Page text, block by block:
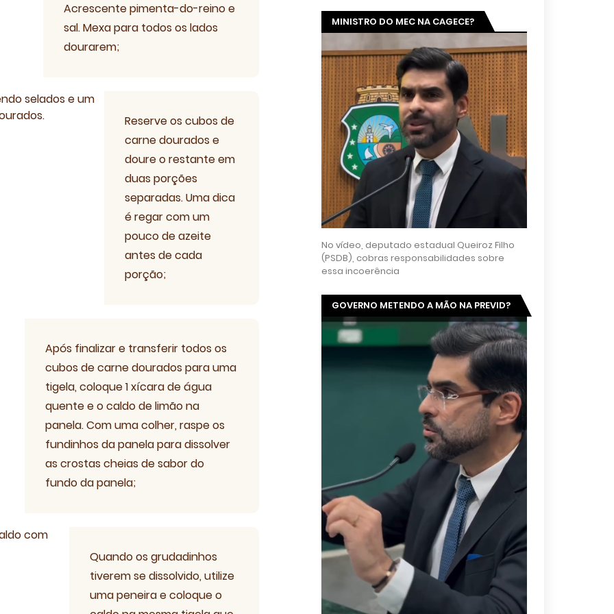
Acrescente pimenta-do-reino e
sal. Mexa para todos os lados
dourarem;
Reserve os cubos de
carne dourados e
doure o restante em
duas porções
separadas. Uma dica
é regar com um
pouco de azeite
antes de cada
porção;
Após finalizar e transferir todos os
cubos de carne dourados para uma
tigela, coloque 1 xícara de água
quente e o caldo de limão na
panela. Com uma colher, raspe os
fundinhos da panela para dissolver
as crostas cheias de sabor do
fundo da panela;
Quando os grudadinhos
tiverem se dissolvido, utilize
uma peneira e coloque o
MINISTRO DO MEC NA CAGECE?
No vídeo, deputado estadual Queiroz Filho
(PSDB), cobras responsabilidades sobre
essa incoerência
GOVERNO METENDO A MÃO NA PREVID?